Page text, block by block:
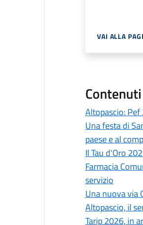
VAI ALLA
Altopascio:
Una festa di
paese e al
Il Tau d'Oro
Farmacia
servizio
Una nuova via
Altopascio, il
Tarip 2026, in